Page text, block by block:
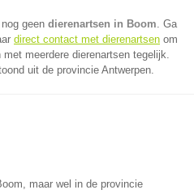
geen dierenartsen in Boom. Ga
direct contact met dierenartsen om
meerdere dierenartsen tegelijk.
uit de provincie Antwerpen.
maar wel in de provincie